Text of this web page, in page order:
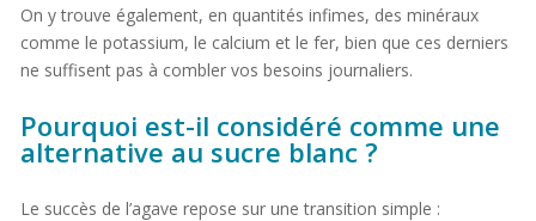
On y trouve également, en quantités infimes, des minéraux
comme le potassium, le calcium et le fer, bien que ces derniers
ne suffisent pas à combler vos besoins journaliers.
Pourquoi est-il considéré comme une
alternative au sucre blanc ?
Le succès de l’agave repose sur une transition simple :